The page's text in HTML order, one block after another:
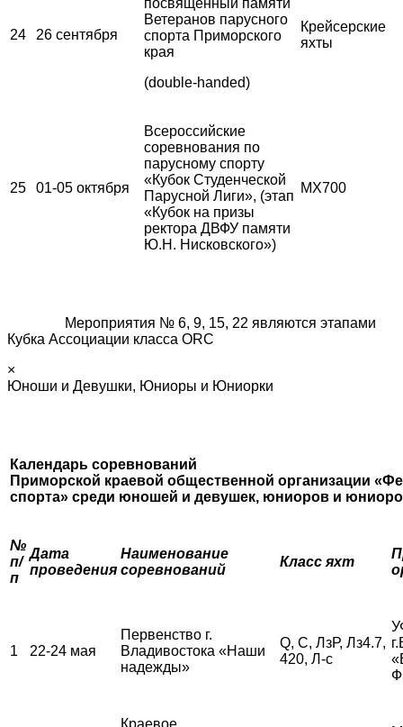
24 26 сентября
Ветеранов парусного
спорта Приморского
края
(double-handed)
Крейсерские
яхты
25 01-05 октября
Всероссийские
соревнования по
парусному спорту
«Кубок Студенческой
Парусной Лиги», (этап
«Кубок на призы
ректора ДВФУ памяти
Ю.Н. Нисковского»)
MX700
Мероприятия № 6, 9, 15, 22 являются этапами
Кубка Ассоциации класса ORC
×
Юноши и Девушки, Юниоры и Юниорки
Календарь соревнований
Приморской краевой общественной организации
спорта» среди юношей и девушек, юниоров и
№
п/
п
Дата
проведения
Наименование
соревнований
Класс яхт
1 22-24 мая
Первенство г.
Владивостока «Наши
надежды»
Q, С, ЛзР, Лз4.7,
420, Л-с
Краевое